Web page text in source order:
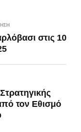
στις 10
τον Εθισμό